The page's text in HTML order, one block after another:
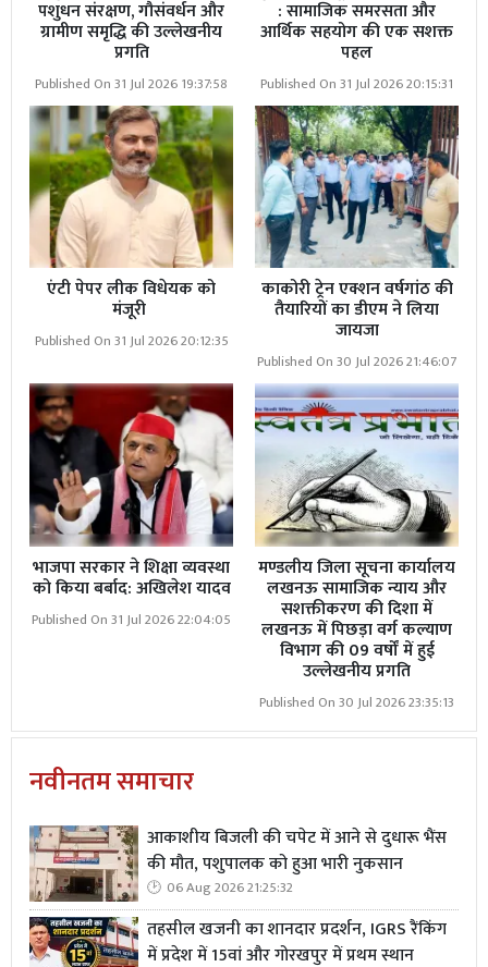
पशुधन संरक्षण, गौसंवर्धन और
ग्रामीण समृद्धि की उल्लेखनीय
प्रगति
Published On 31 Jul 2026 19:37:58
: सामाजिक समरसता और
आर्थिक सहयोग की एक सशक्त
पहल
Published On 31 Jul 2026 20:15:31
एंटी पेपर लीक विधेयक को
मंजूरी
Published On 31 Jul 2026 20:12:35
काकोरी ट्रेन एक्शन वर्षगांठ की
तैयारियों का डीएम ने लिया
जायजा
Published On 30 Jul 2026 21:46:07
भाजपा सरकार ने शिक्षा व्यवस्था
को किया बर्बाद: अखिलेश यादव
Published On 31 Jul 2026 22:04:05
मण्डलीय जिला सूचना कार्यालय
लखनऊ सामाजिक न्याय और
सशक्तीकरण की दिशा में
लखनऊ में पिछड़ा वर्ग कल्याण
विभाग की 09 वर्षों में हुई
उल्लेखनीय प्रगति
Published On 30 Jul 2026 23:35:13
नवीनतम समाचार
आकाशीय बिजली की चपेट में आने से दुधारू भैंस
की मौत, पशुपालक को हुआ भारी नुकसान
06 Aug 2026 21:25:32
तहसील खजनी का शानदार प्रदर्शन, IGRS रैंकिंग
में प्रदेश में 15वां और गोरखपुर में प्रथम स्थान